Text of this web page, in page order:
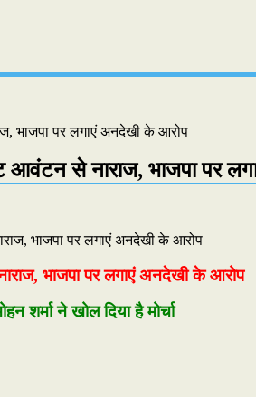
भाजपा पर लगाएं अनदेखी के आरोप
आवंटन से नाराज, भाजपा पर
भाजपा पर लगाएं अनदेखी के आरोप
शर्मा ने खोल दिया है मोर्चा